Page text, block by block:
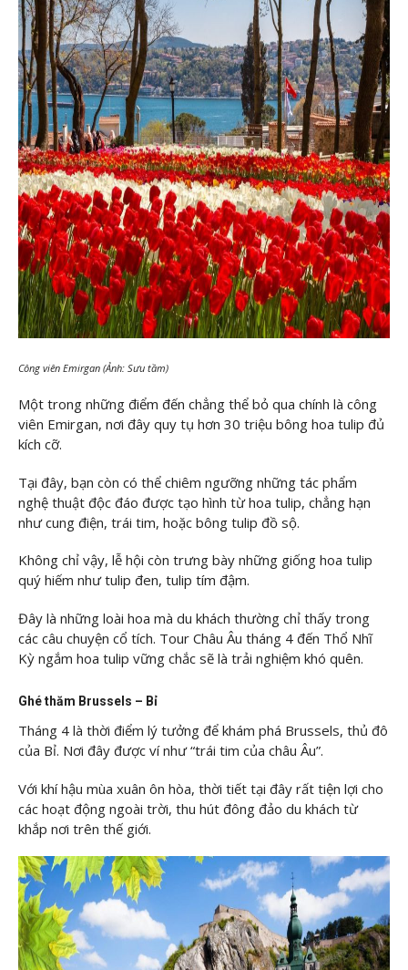
Công viên Emirgan (Ảnh: Sưu tầm)
Một trong những điểm đến chẳng thể bỏ qua chính là công
viên Emirgan, nơi đây quy tụ hơn 30 triệu bông hoa tulip đủ
kích cỡ.
Tại đây, bạn còn có thể chiêm ngưỡng những tác phẩm
nghệ thuật độc đáo được tạo hình từ hoa tulip, chẳng hạn
như cung điện, trái tim, hoặc bông tulip đồ sộ.
Không chỉ vậy, lễ hội còn trưng bày những giống hoa tulip
quý hiếm như tulip đen, tulip tím đậm.
Đây là những loài hoa mà du khách thường chỉ thấy trong
các câu chuyện cổ tích. Tour Châu Âu tháng 4 đến Thổ Nhĩ
Kỳ ngắm hoa tulip vững chắc sẽ là trải nghiệm khó quên.
Ghé thăm Brussels – Bỉ
Tháng 4 là thời điểm lý tưởng để khám phá Brussels, thủ đô
của Bỉ. Nơi đây được ví như “trái tim của châu Âu”.
Với khí hậu mùa xuân ôn hòa, thời tiết tại đây rất tiện lợi cho
các hoạt động ngoài trời, thu hút đông đảo du khách từ
khắp nơi trên thế giới.